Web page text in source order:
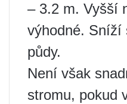
– 3.2 m. Vyšší
výhodné. Sníží
půdy.
Není však
stromu, pokud